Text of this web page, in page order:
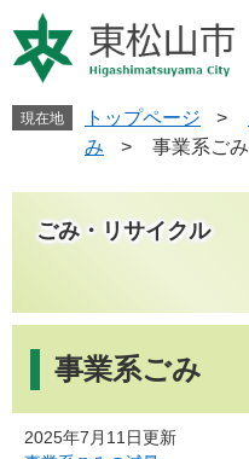
ー
ジ
す
ニ
ュ
し
現在地 トップページ >
み
> 事業系ごみ
ごみ・リサイクル
事業系ごみ
2025年7月11日更新